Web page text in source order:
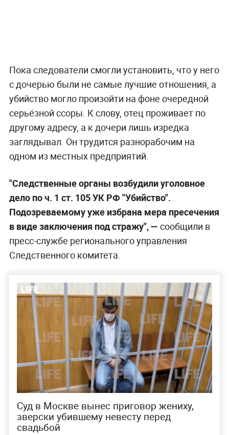
Пока следователи смогли установить, что у него
с дочерью были не самые лучшие отношения, а
убийство могло произойти на фоне очередной
серьёзной ссоры. К слову, отец проживает по
другому адресу, а к дочери лишь изредка
заглядывал. Он трудится разнорабочим на
одном из местных предприятий.
"Следственные органы возбудили уголовное
дело по ч. 1 ст. 105 УК РФ "Убийство".
Подозреваемому уже избрана мера пресечения
в виде заключения под стражу", — сообщили в
пресс-службе регионального управления
Следственного комитета.
Суд в Москве вынес приговор жениху,
зверски убившему невесту перед
свадьбой